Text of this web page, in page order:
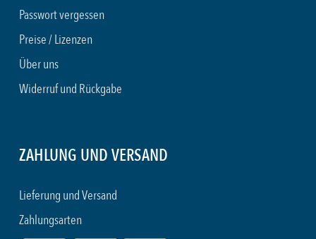
Passwort vergessen
Preise / Lizenzen
Über uns
Widerruf und Rückgabe
ZAHLUNG UND VERSAND
Lieferung und Versand
Zahlungsarten